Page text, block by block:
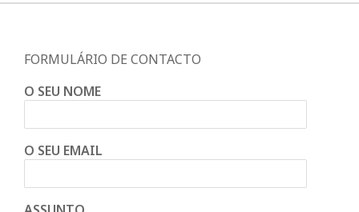
FORMULÁRIO DE CONTACTO
O SEU NOME
O SEU EMAIL